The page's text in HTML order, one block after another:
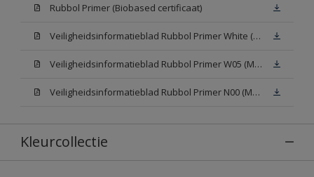
Rubbol Primer (Biobased certificaat)
Veiligheidsinformatieblad Rubbol Primer White (MSDS)
Veiligheidsinformatieblad Rubbol Primer W05 (MSDS)
Veiligheidsinformatieblad Rubbol Primer N00 (MSDS)
Kleurcollectie